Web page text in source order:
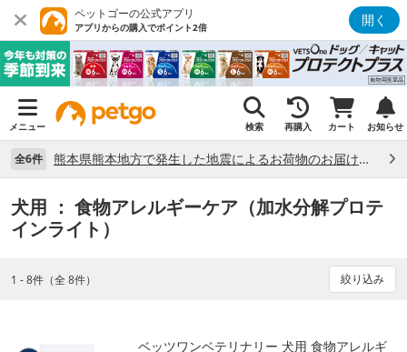
ペットゴーの公式アプリ
アプリからの購入でポイント2倍 開く
メニュー 検索 再購入 カート お知らせ
全6件 熊本県熊本地方で発生した地震によるお荷物のお届け状況について （7/28）
犬用 ： 食物アレルギーケア（加水分解プロテ
インライト）
1 - 8件（全 8件） 絞り込み
ベッツワンベテリナリー 犬用 食物アレルギ